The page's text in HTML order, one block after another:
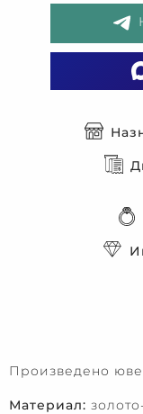
Произведено
Материал: